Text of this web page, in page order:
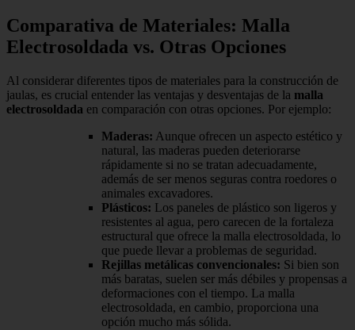
Comparativa de Materiales: Malla
Electrosoldada vs. Otras Opciones
Al considerar diferentes tipos de materiales para la construcción de
jaulas, es crucial entender las ventajas y desventajas de la malla
electrosoldada en comparación con otras opciones. Por ejemplo:
Maderas: Aunque ofrecen un aspecto estético y
natural, las maderas pueden deteriorarse
rápidamente si no se tratan adecuadamente,
además de ser menos seguras contra roedores o
animales excavadores.
Plásticos: Los paneles de plástico son ligeros y
resistentes al agua, pero carecen de la fortaleza
estructural que ofrece la malla electrosoldada, lo
que puede llevar a problemas de seguridad.
Rejillas metálicas convencionales: Si bien son
más baratas, suelen ser más débiles y propensas a
deformaciones con el tiempo. La malla
electrosoldada, en cambio, proporciona una
opción mucho más sólida.